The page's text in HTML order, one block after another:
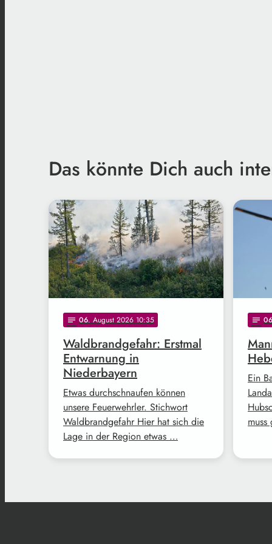
Das könnte Dich auch
Freepik
notes 06. August 2026 10:35
Waldbrandgefahr: Erstmal
Entwarnung in
Niederbayern
Etwas durchschnaufen können
unsere Feuerwehrler. Stichwort
Waldbrandgefahr Hier hat sich die
Lage in der Region etwas …
notes 06
Ein